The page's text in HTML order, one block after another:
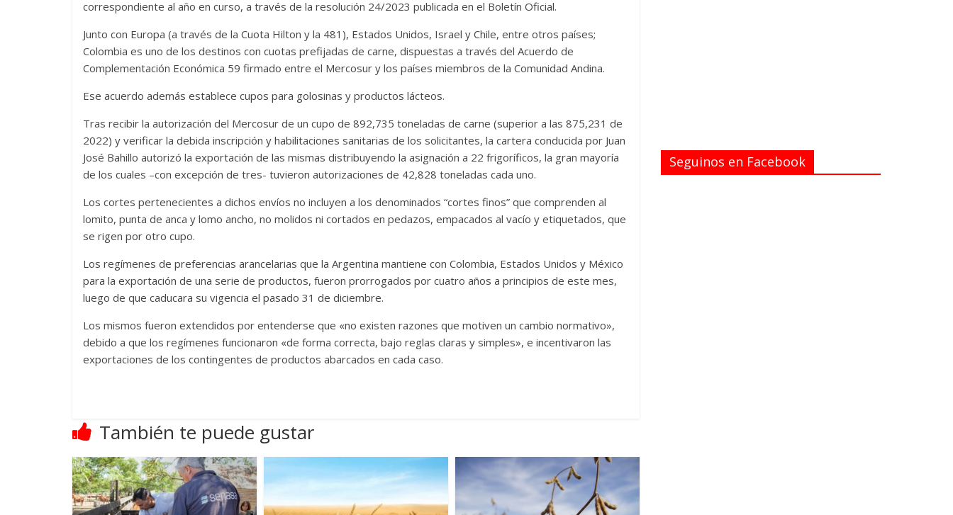
correspondiente al año en curso, a través de la resolución 24/2023 publicada en el Boletín Oficial.
Junto con Europa (a través de la Cuota Hilton y la 481), Estados Unidos, Israel y Chile, entre otros países;
Colombia es uno de los destinos con cuotas prefijadas de carne, dispuestas a través del Acuerdo de
Complementación Económica 59 firmado entre el Mercosur y los países miembros de la Comunidad Andina.
Ese acuerdo además establece cupos para golosinas y productos lácteos.
Tras recibir la autorización del Mercosur de un cupo de 892,735 toneladas de carne (superior a las 875,231 de
2022) y verificar la debida inscripción y habilitaciones sanitarias de los solicitantes, la cartera conducida por Juan
José Bahillo autorizó la exportación de las mismas distribuyendo la asignación a 22 frigoríficos, la gran mayoría
de los cuales –con excepción de tres- tuvieron autorizaciones de 42,828 toneladas cada uno.
Los cortes pertenecientes a dichos envíos no incluyen a los denominados “cortes finos” que comprenden al
lomito, punta de anca y lomo ancho, no molidos ni cortados en pedazos, empacados al vacío y etiquetados, que
se rigen por otro cupo.
Los regímenes de preferencias arancelarias que la Argentina mantiene con Colombia, Estados Unidos y México
para la exportación de una serie de productos, fueron prorrogados por cuatro años a principios de este mes,
luego de que caducara su vigencia el pasado 31 de diciembre.
Los mismos fueron extendidos por entenderse que «no existen razones que motiven un cambio normativo»,
debido a que los regímenes funcionaron «de forma correcta, bajo reglas claras y simples», e incentivaron las
exportaciones de los contingentes de productos abarcados en cada caso.
También te puede gustar
Seguinos en Facebook